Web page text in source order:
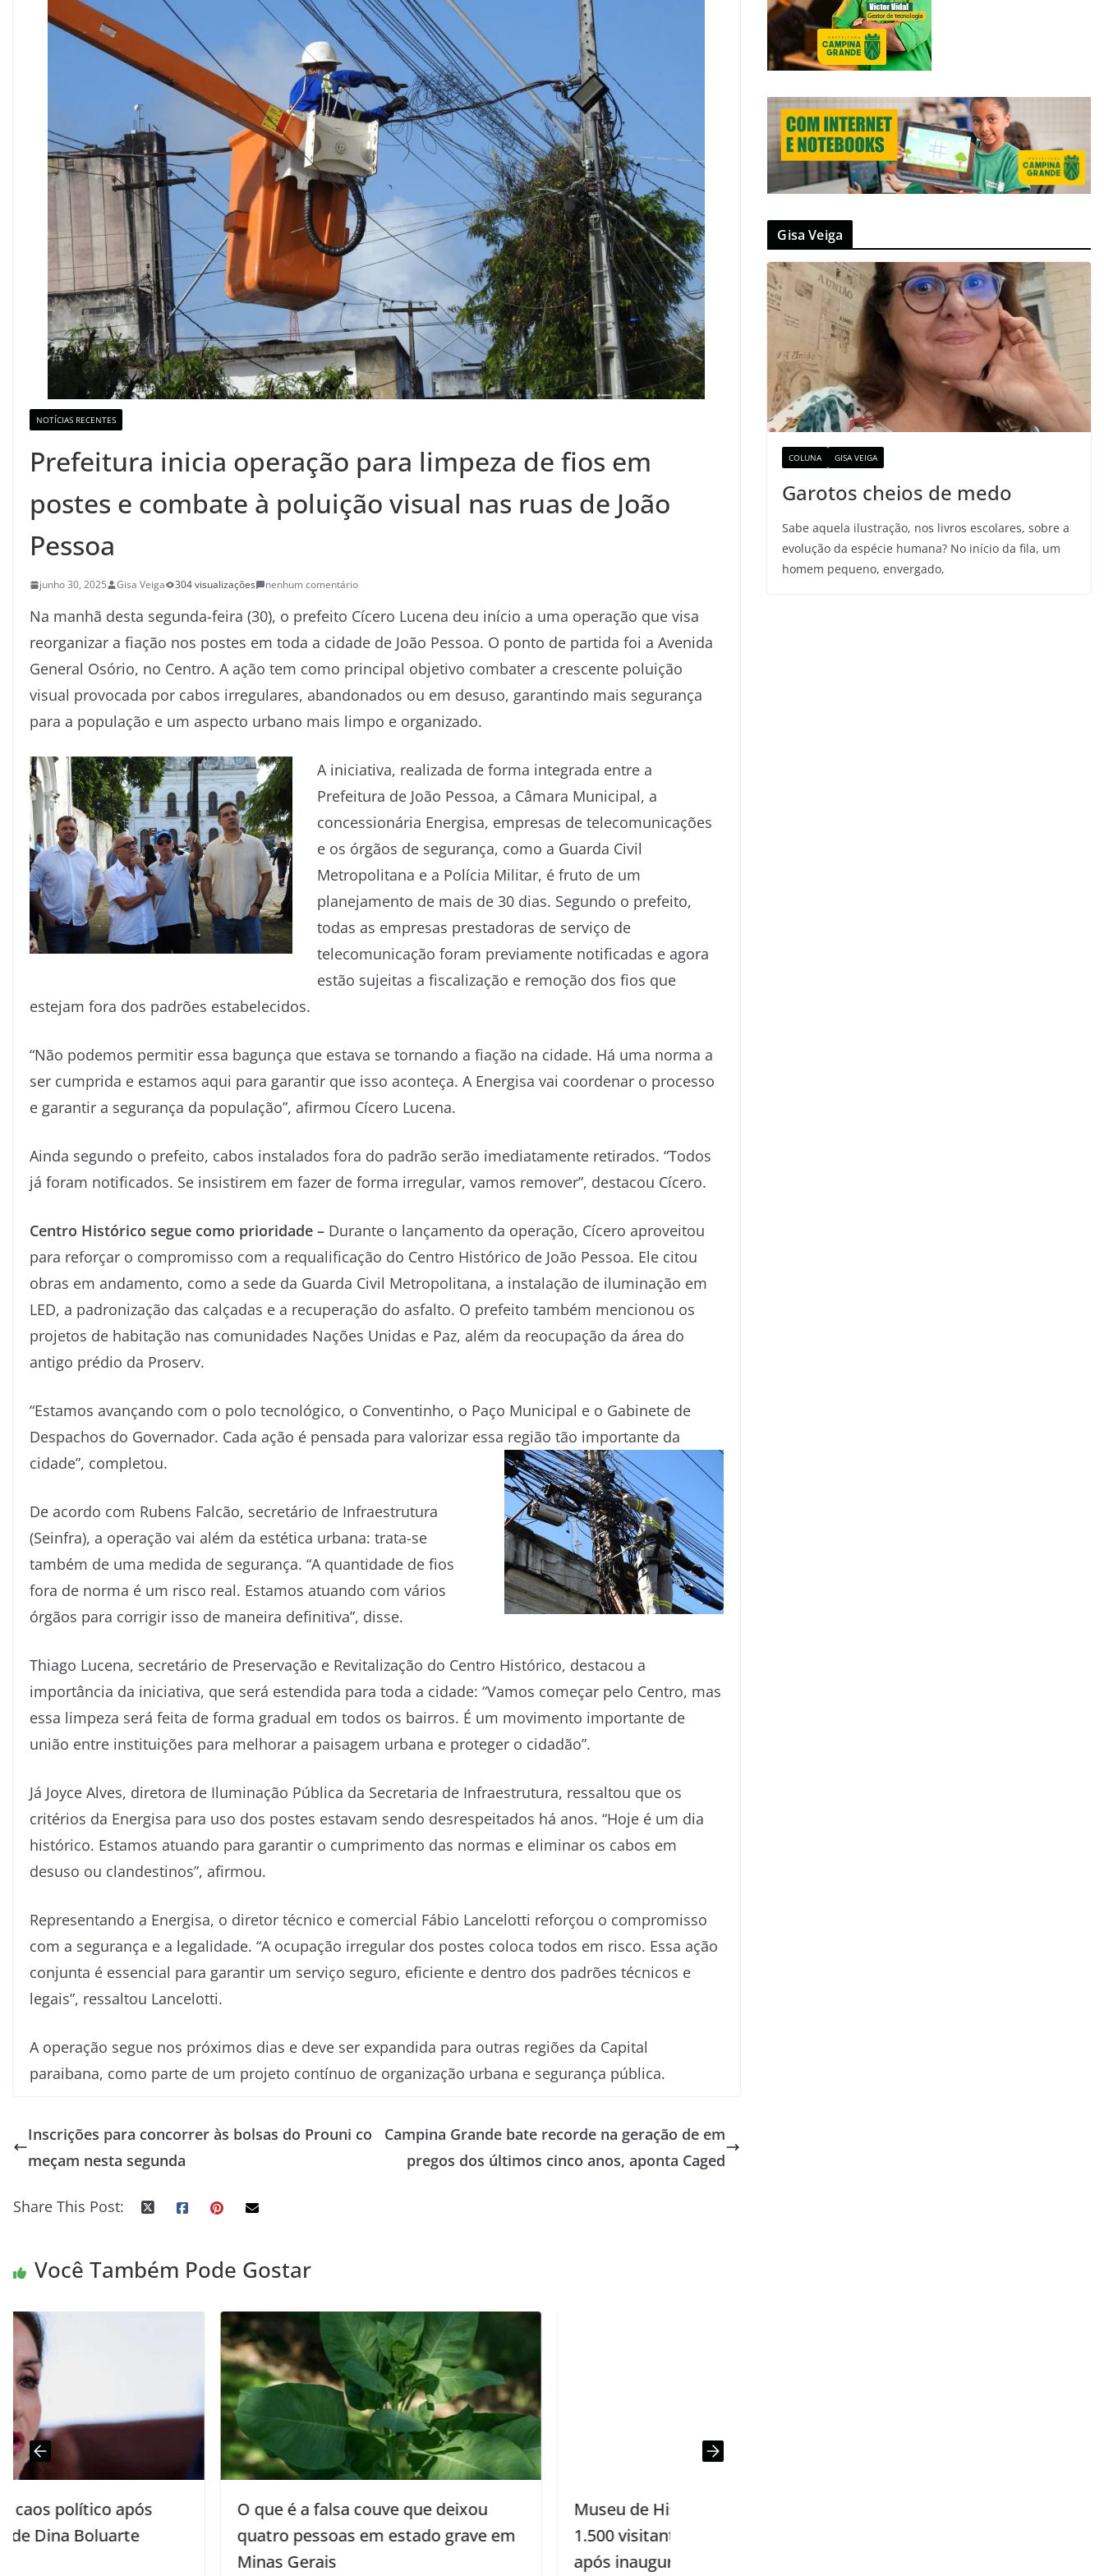
NOTÍCIAS RECENTES
Prefeitura inicia operação para limpeza de fios em
postes e combate à poluição visual nas ruas de João
Pessoa
junho 30, 2025 Gisa Veiga 304 visualizações nenhum comentário
Na manhã desta segunda-feira (30), o prefeito Cícero Lucena deu início a uma operação que visa
reorganizar a fiação nos postes em toda a cidade de João Pessoa. O ponto de partida foi a Avenida
General Osório, no Centro. A ação tem como principal objetivo combater a crescente poluição
visual provocada por cabos irregulares, abandonados ou em desuso, garantindo mais segurança
para a população e um aspecto urbano mais limpo e organizado.
A iniciativa, realizada de forma integrada entre a
Prefeitura de João Pessoa, a Câmara Municipal, a
concessionária Energisa, empresas de telecomunicações
e os órgãos de segurança, como a Guarda Civil
Metropolitana e a Polícia Militar, é fruto de um
planejamento de mais de 30 dias. Segundo o prefeito,
todas as empresas prestadoras de serviço de
telecomunicação foram previamente notificadas e agora
estão sujeitas a fiscalização e remoção dos fios que
estejam fora dos padrões estabelecidos.
“Não podemos permitir essa bagunça que estava se tornando a fiação na cidade. Há uma norma a
ser cumprida e estamos aqui para garantir que isso aconteça. A Energisa vai coordenar o processo
e garantir a segurança da população”, afirmou Cícero Lucena.
Ainda segundo o prefeito, cabos instalados fora do padrão serão imediatamente retirados. “Todos
já foram notificados. Se insistirem em fazer de forma irregular, vamos remover”, destacou Cícero.
Centro Histórico segue como prioridade – Durante o lançamento da operação, Cícero aproveitou
para reforçar o compromisso com a requalificação do Centro Histórico de João Pessoa. Ele citou
obras em andamento, como a sede da Guarda Civil Metropolitana, a instalação de iluminação em
LED, a padronização das calçadas e a recuperação do asfalto. O prefeito também mencionou os
projetos de habitação nas comunidades Nações Unidas e Paz, além da reocupação da área do
antigo prédio da Proserv.
“Estamos avançando com o polo tecnológico, o Conventinho, o Paço Municipal e o Gabinete de
Despachos do Governador. Cada ação é pensada para valorizar essa região tão importante da
cidade”, completou.
De acordo com Rubens Falcão, secretário de Infraestrutura
(Seinfra), a operação vai além da estética urbana: trata-se
também de uma medida de segurança. “A quantidade de fios
fora de norma é um risco real. Estamos atuando com vários
órgãos para corrigir isso de maneira definitiva”, disse.
Thiago Lucena, secretário de Preservação e Revitalização do Centro Histórico, destacou a
importância da iniciativa, que será estendida para toda a cidade: “Vamos começar pelo Centro, mas
essa limpeza será feita de forma gradual em todos os bairros. É um movimento importante de
união entre instituições para melhorar a paisagem urbana e proteger o cidadão”.
Já Joyce Alves, diretora de Iluminação Pública da Secretaria de Infraestrutura, ressaltou que os
critérios da Energisa para uso dos postes estavam sendo desrespeitados há anos. “Hoje é um dia
histórico. Estamos atuando para garantir o cumprimento das normas e eliminar os cabos em
desuso ou clandestinos”, afirmou.
Representando a Energisa, o diretor técnico e comercial Fábio Lancelotti reforçou o compromisso
com a segurança e a legalidade. “A ocupação irregular dos postes coloca todos em risco. Essa ação
conjunta é essencial para garantir um serviço seguro, eficiente e dentro dos padrões técnicos e
legais”, ressaltou Lancelotti.
A operação segue nos próximos dias e deve ser expandida para outras regiões da Capital
paraibana, como parte de um projeto contínuo de organização urbana e segurança pública.
Inscrições para concorrer às bolsas do Prouni co
meçam nesta segunda
Campina Grande bate recorde na geração de em
pregos dos últimos cinco anos, aponta Caged
Share This Post:
Você Também Pode Gostar
O que é a falsa couve que deixou
quatro pessoas em estado grave em
Museu de História da Paraíba recebe
1.500 visitantes na primeira semana
Gisa Veiga
COLUNA GISA VEIGA
Garotos cheios de medo
Sabe aquela ilustração, nos livros escolares, sobre a
evolução da espécie humana? No início da fila, um
homem pequeno, envergado,